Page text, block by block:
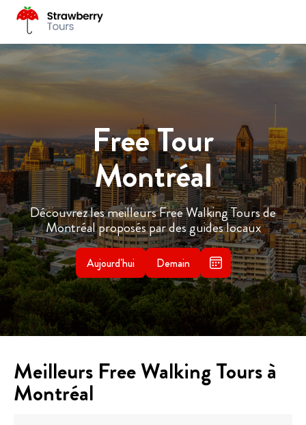
Free Tour
Montréal
Découvrez les meilleurs Free Walking Tours de
Montréal proposés par des guides locaux
Aujourd'hui Demain
Meilleurs Free Walking Tours à
Montréal